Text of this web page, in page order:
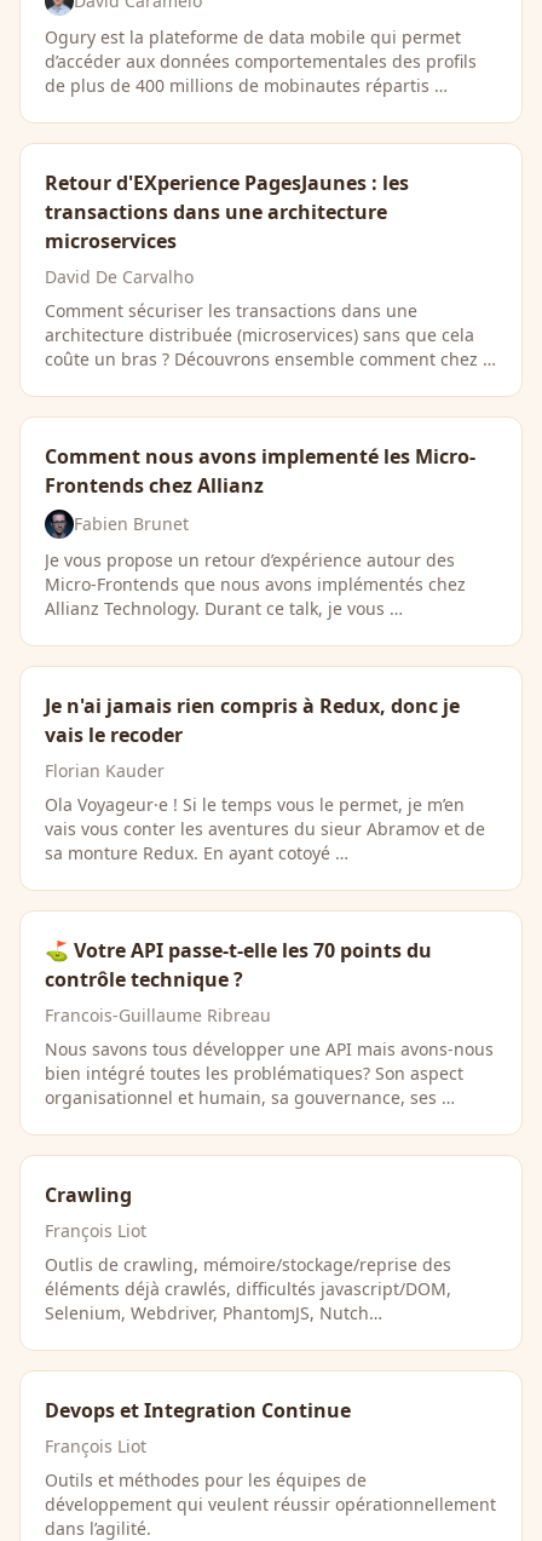
Ogury est la plateforme de data mobile qui permet
d’accéder aux données comportementales des profils
de plus de 400 millions de mobinautes répartis …
Retour d'EXperience PagesJaunes : les
transactions dans une architecture
microservices
David De Carvalho
Comment sécuriser les transactions dans une
architecture distribuée (microservices) sans que cela
coûte un bras ? Découvrons ensemble comment chez …
Comment nous avons implementé les Micro-
Frontends chez Allianz
Fabien Brunet
Je vous propose un retour d’expérience autour des
Micro-Frontends que nous avons implémentés chez
Allianz Technology. Durant ce talk, je vous …
Je n'ai jamais rien compris à Redux, donc je
vais le recoder
Florian Kauder
Ola Voyageur·e ! Si le temps vous le permet, je m’en
vais vous conter les aventures du sieur Abramov et de
sa monture Redux. En ayant cotoyé …
⛳️ Votre API passe-t-elle les 70 points du
contrôle technique ?
Francois-Guillaume Ribreau
Nous savons tous développer une API mais avons-nous
bien intégré toutes les problématiques? Son aspect
organisationnel et humain, sa gouvernance, ses …
Crawling
François Liot
Outlis de crawling, mémoire/stockage/reprise des
éléments déjà crawlés, difficultés javascript/DOM,
Selenium, Webdriver, PhantomJS, Nutch…
Devops et Integration Continue
François Liot
Outils et méthodes pour les équipes de
développement qui veulent réussir opérationnellement
dans l’agilité.